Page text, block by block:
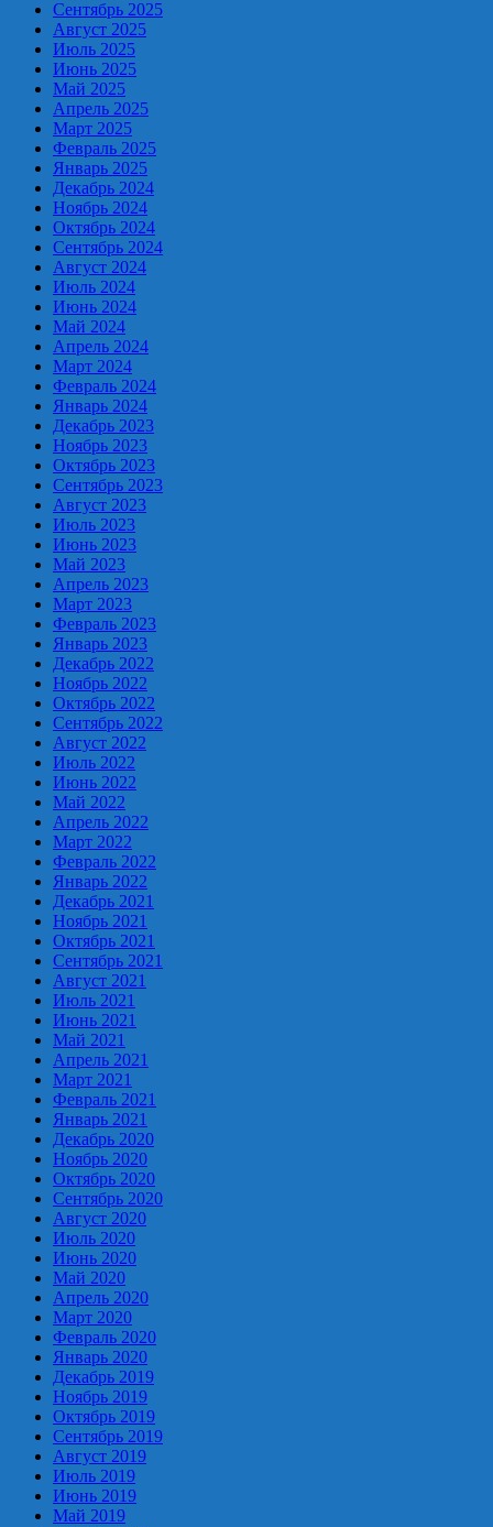
Сентябрь 2025
Август 2025
Июль 2025
Июнь 2025
Май 2025
Апрель 2025
Март 2025
Февраль 2025
Январь 2025
Декабрь 2024
Ноябрь 2024
Октябрь 2024
Сентябрь 2024
Август 2024
Июль 2024
Июнь 2024
Май 2024
Апрель 2024
Март 2024
Февраль 2024
Январь 2024
Декабрь 2023
Ноябрь 2023
Октябрь 2023
Сентябрь 2023
Август 2023
Июль 2023
Июнь 2023
Май 2023
Апрель 2023
Март 2023
Февраль 2023
Январь 2023
Декабрь 2022
Ноябрь 2022
Октябрь 2022
Сентябрь 2022
Август 2022
Июль 2022
Июнь 2022
Май 2022
Апрель 2022
Март 2022
Февраль 2022
Январь 2022
Декабрь 2021
Ноябрь 2021
Октябрь 2021
Сентябрь 2021
Август 2021
Июль 2021
Июнь 2021
Май 2021
Апрель 2021
Март 2021
Февраль 2021
Январь 2021
Декабрь 2020
Ноябрь 2020
Октябрь 2020
Сентябрь 2020
Август 2020
Июль 2020
Июнь 2020
Май 2020
Апрель 2020
Март 2020
Февраль 2020
Январь 2020
Декабрь 2019
Ноябрь 2019
Октябрь 2019
Сентябрь 2019
Август 2019
Июль 2019
Июнь 2019
Май 2019